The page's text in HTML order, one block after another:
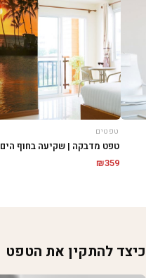
טפטים
טפט מדבקה | שקיעה בחוף הים
₪359
כיצד להתקין את הטפט